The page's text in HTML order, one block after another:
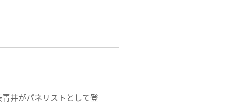
井がパネリストとして登